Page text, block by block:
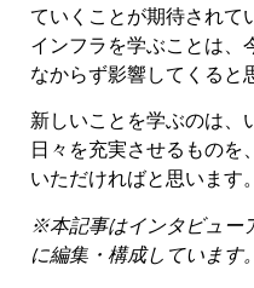
ていくことが期待されて
インフラを学ぶことは、
なからず影響してくると
新しいことを学ぶのは、
日々を充実させるものを
いただければと思います。
※本記事はインタビュー
に編集・構成しています。